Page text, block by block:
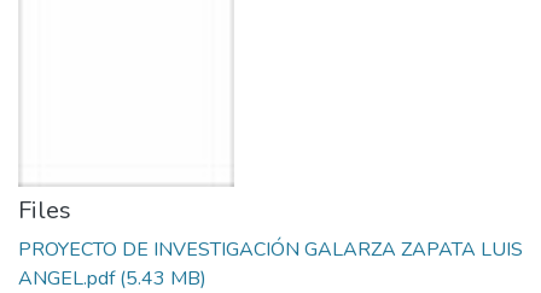
Files
PROYECTO DE INVESTIGACIÓN GALARZA ZAPATA LUIS
ANGEL.pdf(5.43 MB)